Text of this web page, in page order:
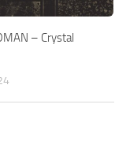
– Crystal